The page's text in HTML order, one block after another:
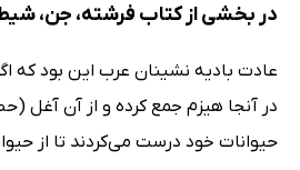
در بخشی از کتاب فرشته، جن،
عادت بادیه نشینان عرب این بود که
در آنجا هیزم جمع کرده و از آن آغل
حیوانات خود درست مى‌کردند تا از